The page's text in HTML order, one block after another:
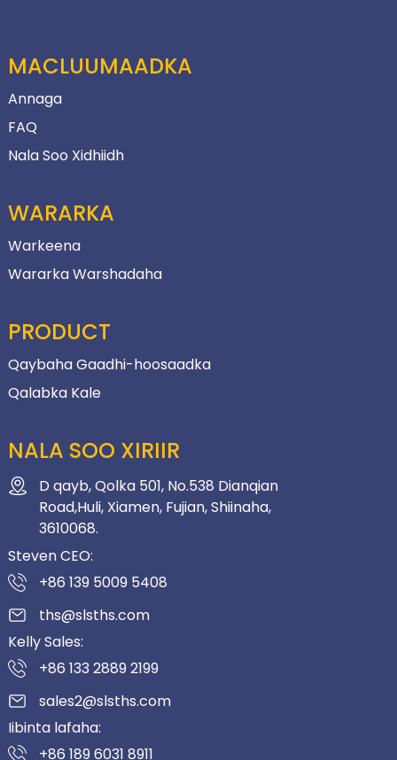
MACLUUMAADKA
Annaga
FAQ
Nala Soo Xidhiidh
WARARKA
Warkeena
Wararka Warshadaha
PRODUCT
Qaybaha Gaadhi-hoosaadka
Qalabka Kale
NALA SOO XIRIIR
D qayb, Qolka 501, No.538 Dianqian
Road,Huli, Xiamen, Fujian, Shiinaha,
3610068.
Steven CEO:
+86 139 5009 5408
ths@slsths.com
Kelly Sales:
+86 133 2889 2199
sales2@slsths.com
Iibinta lafaha:
+86 189 6031 8911